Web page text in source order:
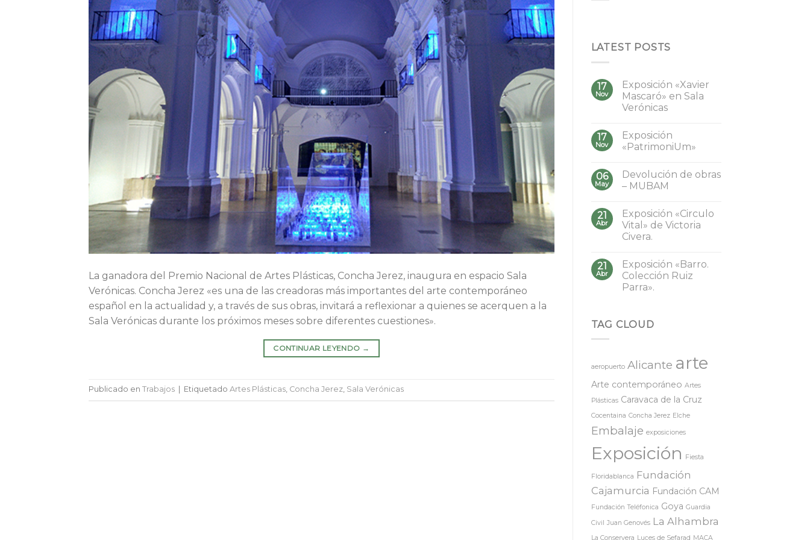
La ganadora del Premio Nacional de Artes Plásticas, Concha Jerez, inaugura en espacio Sala
Verónicas. Concha Jerez «es una de las creadoras más importantes del arte contemporáneo
español en la actualidad y, a través de sus obras, invitará a reflexionar a quienes se acerquen a la
Sala Verónicas durante los próximos meses sobre diferentes cuestiones».
CONTINUAR LEYENDO →
Publicado en Trabajos Etiquetado Artes Plásticas, Concha Jerez, Sala Verónicas
LATEST POSTS
17
Nov
Exposición «Xavier
Mascaró» en Sala
Verónicas
17
Nov
Exposición
«PatrimoniUm»
06
May
Devolución de obras
– MUBAM
21
Abr
Exposición «Circulo
Vital» de Victoria
Civera.
21
Abr
Exposición «Barro.
Colección Ruiz
Parra».
TAG CLOUD
aeropuerto Alicante arte
Arte contemporáneo Artes
Plásticas Caravaca de la Cruz
Cocentaina Concha Jerez Elche
Embalaje exposiciones
Exposición Fiesta
Floridablanca Fundación
Cajamurcia Fundación CAM
Fundación Teléfonica Goya Guardia
Civil
Juan Genovés La Alhambra
La Conservera Luces de Sefarad MACA